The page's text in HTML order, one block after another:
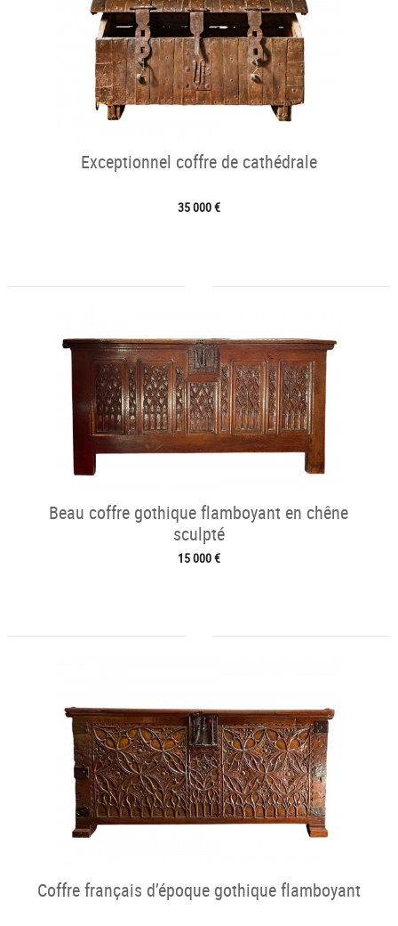
Exceptionnel coffre de cathédrale
35 000 €
Beau coffre gothique flamboyant en chêne
sculpté
15 000 €
Coffre français d’époque gothique flamboyant